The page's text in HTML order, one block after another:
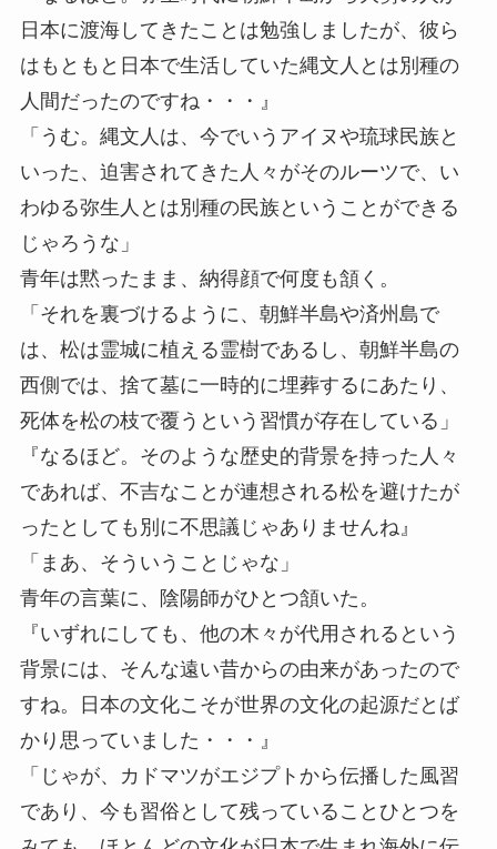
日本に渡海してきたことは勉強しましたが、彼ら
はもともと日本で生活していた縄文人とは別種の
人間だったのですね・・・』
「うむ。縄文人は、今でいうアイヌや琉球民族と
いった、迫害されてきた人々がそのルーツで、い
わゆる弥生人とは別種の民族ということができる
じゃろうな」
青年は黙ったまま、納得顔で何度も頷く。
「それを裏づけるように、朝鮮半島や済州島で
は、松は霊城に植える霊樹であるし、朝鮮半島の
西側では、捨て墓に一時的に埋葬するにあたり、
死体を松の枝で覆うという習慣が存在している」
『なるほど。そのような歴史的背景を持った人々
であれば、不吉なことが連想される松を避けたが
ったとしても別に不思議じゃありませんね』
「まあ、そういうことじゃな」
青年の言葉に、陰陽師がひとつ頷いた。
『いずれにしても、他の木々が代用されるという
背景には、そんな遠い昔からの由来があったので
すね。日本の文化こそが世界の文化の起源だとば
かり思っていました・・・』
「じゃが、カドマツがエジプトから伝播した風習
であり、今も習俗として残っていることひとつを